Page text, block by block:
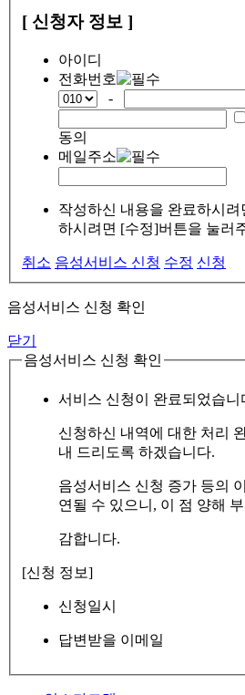
[ 신청자 정보 ]
아이디
전화번호
-
동의
메일주소
작성하신 내용을 완료하시
하시려면 [수정]버튼을 눌러
취소 음성서비스 신청 수정 신청
음성서비스 신청 확인
닫기
음성서비스 신청 확인
서비스 신청이 완료되었습니
신청하신 내역에 대한 처리
내 드리도록 하겠습니다.
음성서비스 신청 증가 등의
연될 수 있으니, 이 점 양해
감합니다.
[신청 정보]
신청일시
답변받을 이메일